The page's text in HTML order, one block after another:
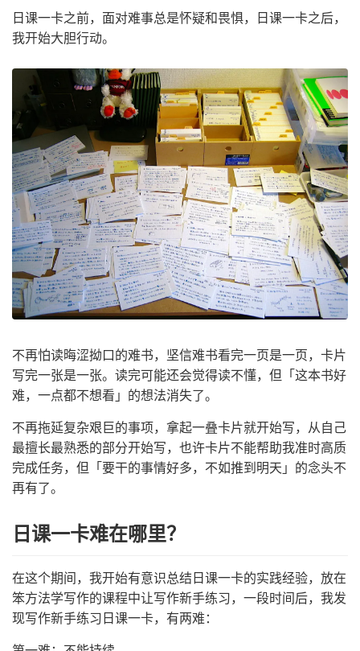
日课一卡之前，面对难事总是怀疑和畏惧，日课一卡之后，
我开始大胆行动。
不再怕读晦涩拗口的难书，坚信难书看完一页是一页，卡片
写完一张是一张。读完可能还会觉得读不懂，但「这本书好
难，一点都不想看」的想法消失了。
不再拖延复杂艰巨的事项，拿起一叠卡片就开始写，从自己
最擅长最熟悉的部分开始写，也许卡片不能帮助我准时高质
完成任务，但「要干的事情好多，不如推到明天」的念头不
再有了。
日课一卡难在哪里？
在这个期间，我开始有意识总结日课一卡的实践经验，放在
笨方法学写作的课程中让写作新手练习，一段时间后，我发
现写作新手练习日课一卡，有两难：